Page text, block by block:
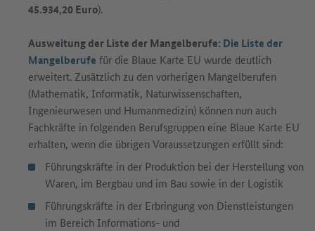
45.934,20 Euro).
Ausweitung der Liste der Mangelberufe: Die Liste der
Mangelberufe für die Blaue Karte EU wurde deutlich
erweitert. Zusätzlich zu den vorherigen Mangelberufen
(Mathematik, Informatik, Naturwissenschaften,
Ingenieurwesen und Humanmedizin) können nun auch
Fachkräfte in folgenden Berufsgruppen eine Blaue Karte EU
erhalten, wenn die übrigen Voraussetzungen erfüllt sind:
Führungskräfte in der Produktion bei der Herstellung von
Waren, im Bergbau und im Bau sowie in der Logistik
Führungskräfte in der Erbringung von Dienstleistungen
im Bereich Informations- und